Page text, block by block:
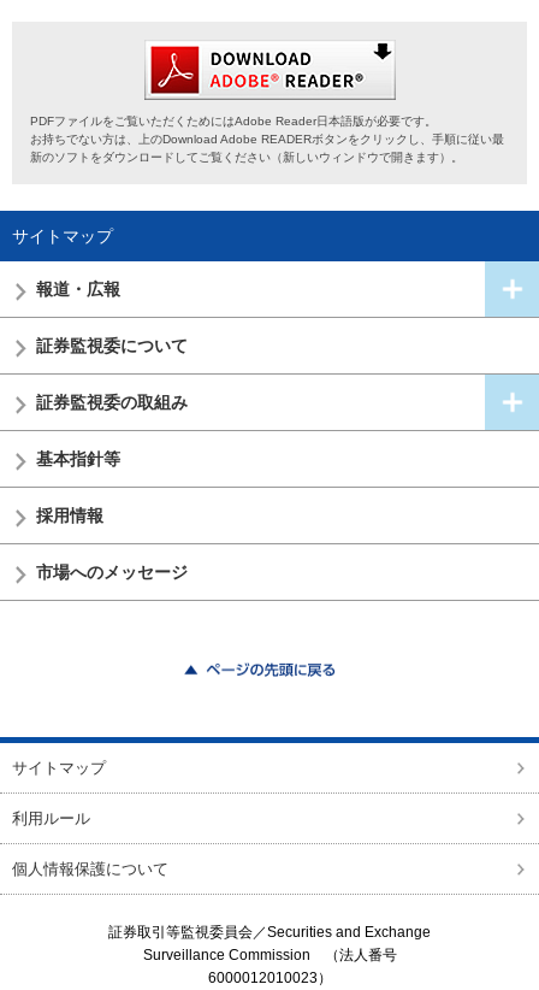
PDFファイルをご覧いただくためにはAdobe Reader日本語版が必要です。
お持ちでない方は、上のDownload Adobe READERボタンをクリックし、手順に従い最
新のソフトをダウンロードしてご覧ください（新しいウィンドウで開きます）。
サイトマップ
報道・広報
証券監視委について
証券監視委の取組み
基本指針等
採用情報
市場へのメッセージ
サイトマップ
利用ルール
個人情報保護について
証券取引等監視委員会／Securities and Exchange
Surveillance Commission （法人番号
6000012010023）